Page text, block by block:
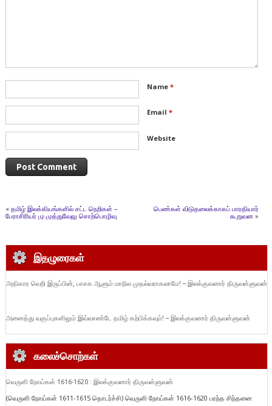
Name *
Email *
Website
« தமிழ் இலக்கியங்களில் சட்ட நெறிகள் –
பேராசிரியர் மு.முத்துவேலு சொற்பொழிவு
பெண்கள் விடுதலைக்காகப் பாரதியார்
கூறுவன »
இதழுரைகள்
அதிகார வெறி இருப்பின், பாசக ஆளும் மாநில முதல்வராகலாமே! – இலக்குவனார் திருவள்ளுவன்
அனைத்து வகுப்புகளிலும் இவ்வாண்டே தமிழ் கற்பிக்கவும்! – இலக்குவனார் திருவள்ளுவன்
கலைச்சொற்கள்
வெருளி நோய்கள் 1616-1620 : இலக்குவனார் திருவள்ளுவன்
(வெருளி நோய்கள் 1611-1615 தொடர்ச்சி) வெருளி நோய்கள் 1616-1620 பரந்த சிந்தனை